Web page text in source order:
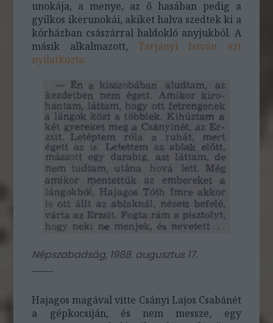
unokája, a menye, az ő hasában pedig a
gyilkos ikerunokái, akiket halva szedtek ki a
kórházban császárral haldokló anyjukból. A
másik alkalmazott, Tarjányi István ezt
nyilatkozta:
Népszabadság, 1988. augusztus 17.
Hajagos magával vitte Csányi Lajos Csabánét
a gépkocsiján, és nem messze, egy